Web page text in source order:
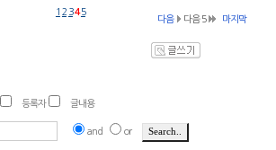
1 2 34 5
다음 다음 5 마지막
등록자 글내용
and or